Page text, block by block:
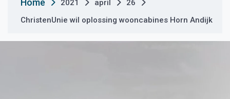
Home 2021 april
26
ChristenUnie wil oplossing wooncabines Horn Andijk